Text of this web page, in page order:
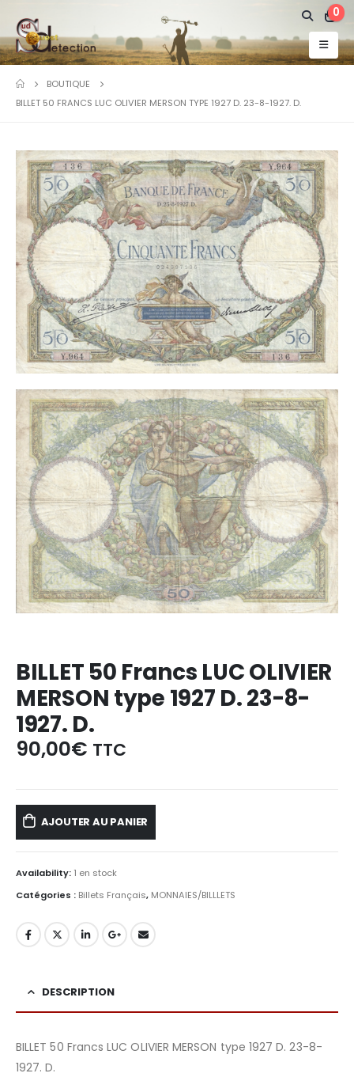
0
BOUTIQUE
BILLET 50 FRANCS LUC OLIVIER MERSON TYPE 1927 D. 23-8-1927. D.
BILLET 50 Francs LUC OLIVIER
MERSON type 1927 D. 23-8-
1927. D.
90,00€ TTC
AJOUTER AU PANIER
Availability: 1 en stock
Catégories : Billets Français, MONNAIES/BILLLETS
DESCRIPTION
BILLET 50 Francs LUC OLIVIER MERSON type 1927 D. 23-8-
1927. D.